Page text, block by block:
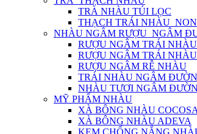
TRÀ NHÀU TÚI LỌC
THẠCH TRÁI
NHÀU NGÂM RƯỢU_NGÂM
RƯỢU NGÂM TRÁI
RƯỢU NGÂM TRÁI
RƯỢU NGÂM RỄ NHÀU
TRÁI NHÀU NGÂM
NHÀU TƯƠI NGÂM
MỸ PHẨM NHÀU
XÀ BÔNG NHÀU
XÀ BÔNG NHÀU ADEVA
KEM CHỐNG NẮNG